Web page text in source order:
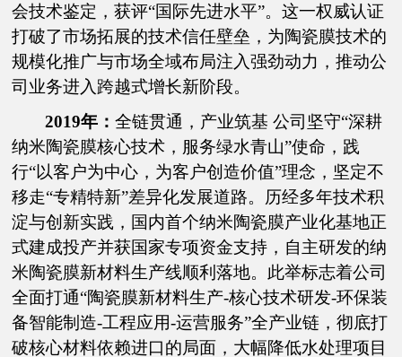
会技术鉴定，获评“国际先进水平”。这一权威认证
打破了市场拓展的技术信任壁垒，为陶瓷膜技术的
规模化推广与市场全域布局注入强劲动力，推动公
司业务进入跨越式增长新阶段。
2019年：全链贯通，产业筑基 公司坚守“深耕
纳米陶瓷膜核心技术，服务绿水青山”使命，践
行“以客户为中心，为客户创造价值”理念，坚定不
移走“专精特新”差异化发展道路。历经多年技术积
淀与创新实践，国内首个纳米陶瓷膜产业化基地正
式建成投产并获国家专项资金支持，自主研发的纳
米陶瓷膜新材料生产线顺利落地。此举标志着公司
全面打通“陶瓷膜新材料生产-核心技术研发-环保装
备智能制造-工程应用-运营服务”全产业链，彻底打
破核心材料依赖进口的局面，大幅降低水处理项目